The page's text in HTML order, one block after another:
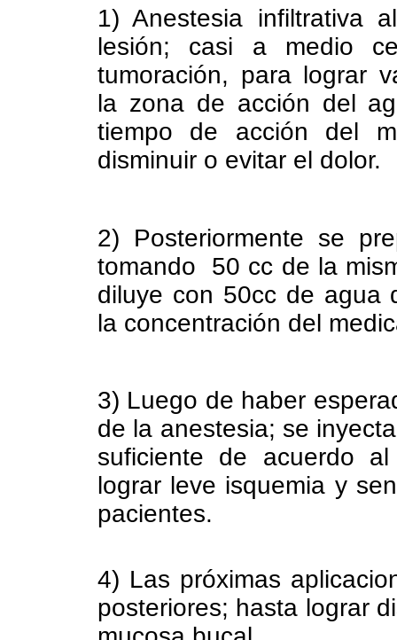
1) Anestesia infiltrativa
lesión; casi a medio
tumoración, para lograr
la zona de acción del
tiempo de acción del
disminuir o evitar el dolor.
2) Posteriormente se
tomando 50 cc de la
diluye con 50cc de agua
la concentración del
3) Luego de haber
de la anestesia; se
suficiente de acuerdo
lograr leve isquemia y
pacientes.
4) Las próximas
posteriores; hasta lograr